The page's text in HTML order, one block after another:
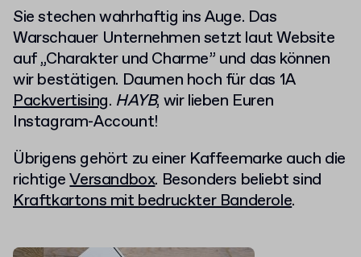
Sie stechen wahrhaftig ins Auge. Das
Warschauer Unternehmen setzt laut Website
auf „Charakter und Charme” und das können
wir bestätigen. Daumen hoch für das 1A
Packvertising. HAYB, wir lieben Euren
Instagram-Account!
Übrigens gehört zu einer Kaffeemarke auch die
richtigeVersandbox. Besonders beliebt sind
Kraftkartons mit bedruckter Banderole.